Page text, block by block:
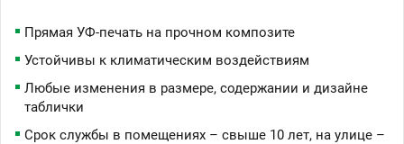
Прямая УФ-печать на прочном композите
Устойчивы к климатическим воздействиям
Любые изменения в размере, содержании и дизайне
таблички
Срок службы в помещениях – свыше 10 лет, на улице –